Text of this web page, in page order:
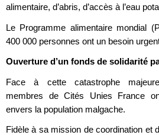
alimentaire, d’abris, d’accès à l’eau
Le Programme alimentaire mondial
400 000 personnes ont un besoin
Ouverture d’un fonds de solidarité
Face à cette catastrophe
membres de Cités Unies France
envers la population malgache.
Fidèle à sa mission de coordination et